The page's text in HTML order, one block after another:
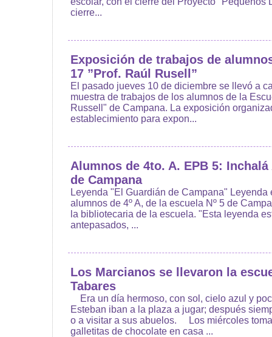
cierre...
Exposición de trabajos de
17 ”Prof. Raúl Rusell”
El pasado jueves 10 de diciembre se llevó a
muestra de trabajos de los alumnos de la
Russell" de Campana. La exposición
establecimiento para expon...
Alumnos de 4to. A. EPB 5:
de Campana
Leyenda "El Guardián de Campana" Leyenda
alumnos de 4º A, de la escuela Nº 5 de
la bibliotecaria de la escuela. "Esta leyenda
antepasados, ...
Los Marcianos se llevaron la
Tabares
Era un día hermoso, con sol, cielo azul y
Esteban iban a la plaza a jugar; después
o a visitar a sus abuelos. Los miércoles
galletitas de chocolate en casa ...